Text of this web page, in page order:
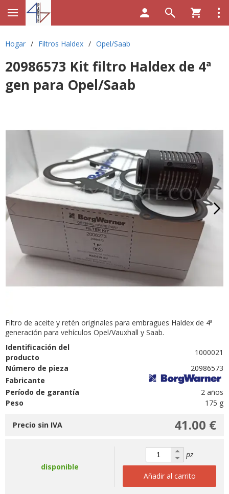
Hogar / Filtros Haldex / Opel/Saab
20986573 Kit filtro Haldex de 4ª
gen para Opel/Saab
Filtro de aceite y retén originales para embragues Haldex de 4ª
generación para vehículos Opel/Vauxhall y Saab.
Identificación del
producto
1000021
Número de pieza
20986573
Fabricante
Período de garantía
2 años
Peso
175 g
41.00 €
Precio sin IVA
disponible
pz
Añadir al carrito